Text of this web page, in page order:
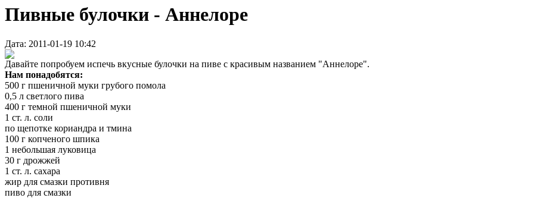
Пивные булочки - Аннелоре
Дата: 2011-01-19 10:42
Давайте попробуем испечь вкусные булочки на пиве с красивым названием "Аннелоре".
Нам понадобятся:
500 г пшеничной муки грубого помола
0,5 л светлого пива
400 г темной пшеничной муки
1 ст. л. соли
по щепотке кориандра и тмина
100 г копченого шпика
1 небольшая луковица
30 г дрожжей
1 ст. л. сахара
жир для смазки противня
пиво для смазки